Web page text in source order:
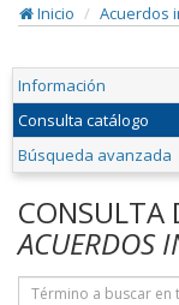
Inicio
Acuerdos
Información
Consulta catálogo
Búsqueda avanzada
CONSULTA
ACUERDOS